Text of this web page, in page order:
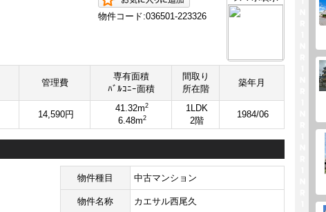
物件コード:036501-223326
管理費
専有面積
ﾊﾞﾙｺﾆｰ面積
間取り
所在階
築年月
14,590円
41.32m2
6.48m2
1LDK
2階
1984/06
物件種目 中古マンション
物件名称 カエサル西尾久